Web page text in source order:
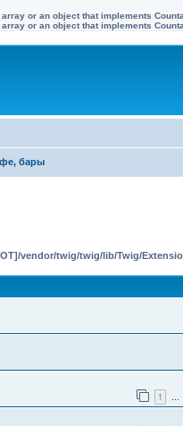
or an object that implements
or an object that implements
бары
vendor/twig/twig/lib/Twig/
1